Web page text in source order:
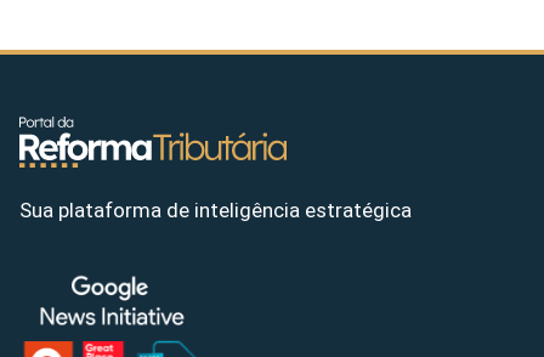
Sua plataforma de inteligência estratégica